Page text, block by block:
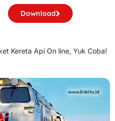
Download
Kereta Api On line, Yuk Coba!